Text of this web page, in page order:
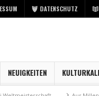
DATENSCHUTZ
NEUIGKEITEN